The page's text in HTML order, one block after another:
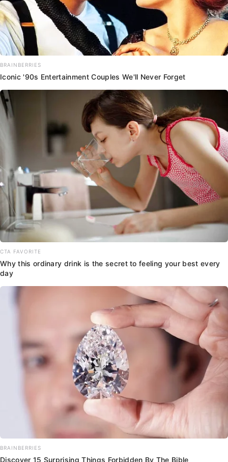
BRAINBERRIES
Iconic '90s Entertainment Couples We'll Never Forget
CTA FAVORITE
Why this ordinary drink is the secret to feeling your best every
day
BRAINBERRIES
Discover 15 Surprising Things Forbidden By The Bible